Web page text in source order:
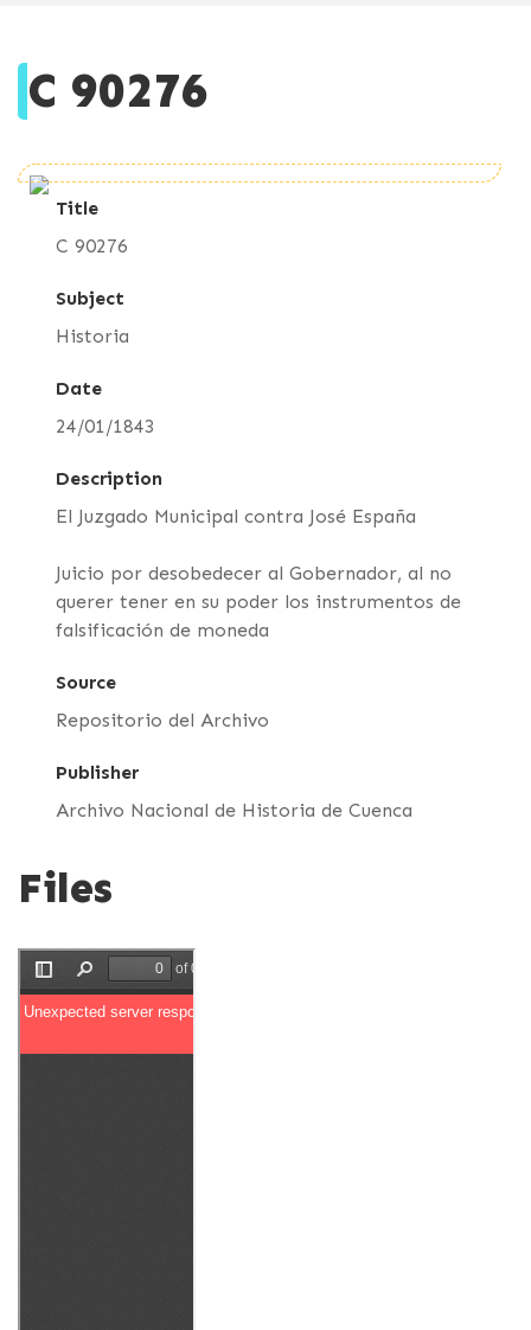
C 90276
Title
C 90276
Subject
Historia
Date
24/01/1843
Description
El Juzgado Municipal contra José España
Juicio por desobedecer al Gobernador, al no
querer tener en su poder los instrumentos de
falsificación de moneda
Source
Repositorio del Archivo
Publisher
Archivo Nacional de Historia de Cuenca
Files